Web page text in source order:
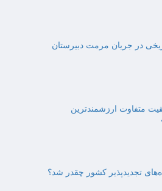
در جریان مرمت دبیرستان
متفاوت ارزشمندترین
تجدیدپذیر کشور چقدر شد؟